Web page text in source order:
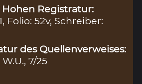
Registratur:
Folio: 52v, Schreiber:
des Quellenverweises:
7/25